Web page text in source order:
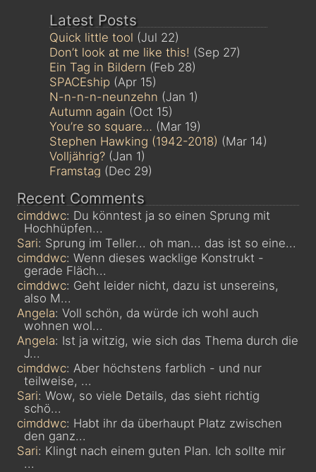
Latest Posts
Quick little tool (Jul 22)
Don’t look at me like this! (Sep 27)
Ein Tag in Bildern (Feb 28)
SPACEship (Apr 15)
N-n-n-n-neunzehn (Jan 1)
Autumn again (Oct 15)
You’re so square… (Mar 19)
Stephen Hawking (1942-2018) (Mar 14)
Volljährig?(Jan 1)
Framstag (Dec 29)
Recent Comments
cimddwc: Du könntest ja so einen Sprung mit
Hochhüpfen...
Sari: Sprung im Teller... oh man... das ist so eine...
cimddwc: Wenn dieses wacklige Konstrukt -
gerade Fläch...
cimddwc: Geht leider nicht, dazu ist unsereins,
also M...
Angela: Voll schön, da würde ich wohl auch
wohnen wol...
Angela: Ist ja witzig, wie sich das Thema durch die
J...
cimddwc: Aber höchstens farblich - und nur
teilweise, ...
Sari: Wow, so viele Details, das sieht richtig
schö...
cimddwc: Habt ihr da überhaupt Platz zwischen
den ganz...
Sari: Klingt nach einem guten Plan. Ich sollte mir
...